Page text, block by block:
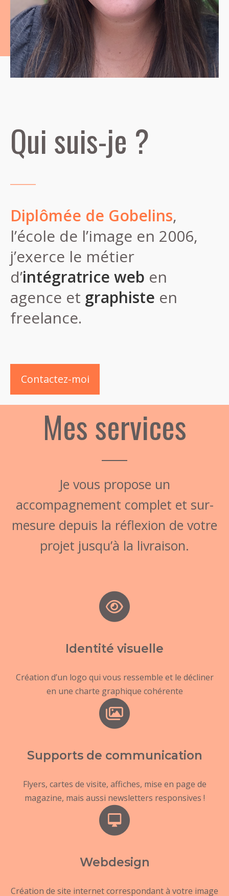
Qui suis-je ?
Diplômée de Gobelins,
l’école de l’image en 2006,
j’exerce le métier
d’intégratrice web en
agence et graphiste en
freelance.
Contactez-moi
Mes services
Je vous propose un
accompagnement complet et sur-
mesure depuis la réflexion de votre
projet jusqu’à la livraison.
Identité visuelle
Création d’un logo qui vous ressemble et le décliner
en une charte graphique cohérente
Supports de communication
Flyers, cartes de visite, affiches, mise en page de
magazine, mais aussi newsletters responsives !
Webdesign
Création de site internet correspondant à votre image